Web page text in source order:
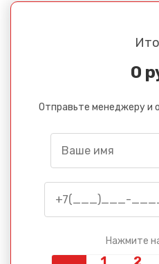
0
Отправьте менеджеру и
Нажмите